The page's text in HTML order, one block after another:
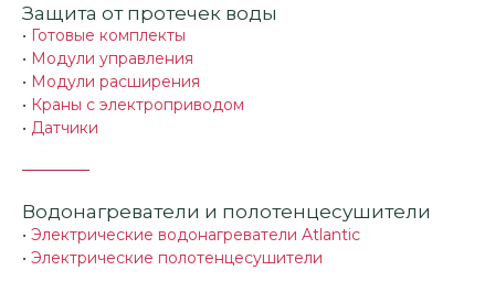
Защита от протечек воды
• Готовые комплекты
• Модули управления
• Модули расширения
• Краны с электроприводом
• Датчики
Водонагреватели и полотенцесушители
• Электрические водонагреватели Atlantic
• Электрические полотенцесушители